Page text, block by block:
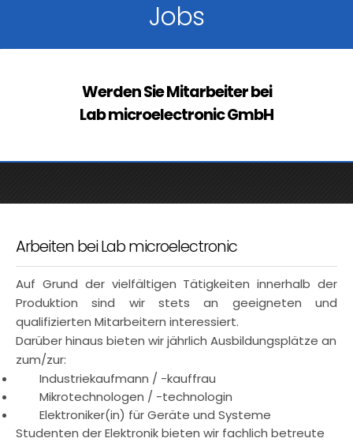
Jobs
Werden Sie Mitarbeiter bei
Lab microelectronic GmbH
Arbeiten bei Lab microelectronic
Auf Grund der vielfältigen Tätigkeiten innerhalb der
Produktion sind wir stets an geeigneten und
qualifizierten Mitarbeitern interessiert.
Darüber hinaus bieten wir jährlich Ausbildungsplätze an
zum/zur:
Industriekaufmann / -kauffrau
Mikrotechnologen / -technologin
Elektroniker(in) für Geräte und Systeme
Studenten der Elektronik bieten wir fachlich betreute